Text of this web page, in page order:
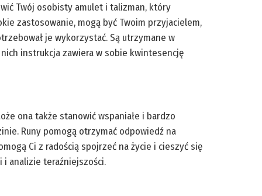
Twój osobisty amulet i talizman, który
zastosowanie, mogą być Twoim przyjacielem,
je wykorzystać. Są utrzymane w
instrukcja zawiera w sobie kwintesencję
ona także stanowić wspaniałe i bardzo
Runy pomogą otrzymać odpowiedź na
Ci z radością spojrzeć na życie i cieszyć się
i analizie teraźniejszości.